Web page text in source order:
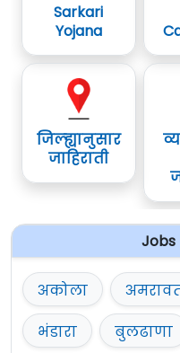
Sarkari
Yojana
जिल्ह्यानुसार
जाहिराती
Jobs
अकोला
भंडारा
बुलढाणा